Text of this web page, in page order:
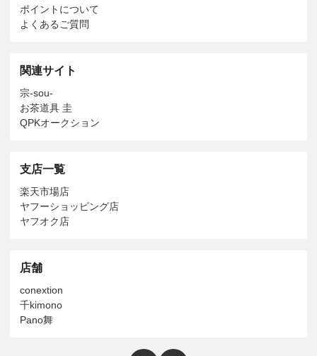
ポイントについて
よくあるご質問
関連サイト
宗-sou-
お茶道具 圭
QPKオークション
支店一覧
楽天市場店
ヤフーショッピング店
ヤフオク店
店舗
conextion
千kimono
Pano舞